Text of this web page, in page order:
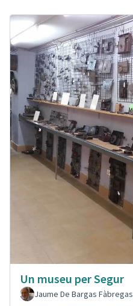
Un museu per Segur
Jaume De Bargas Fàbregas